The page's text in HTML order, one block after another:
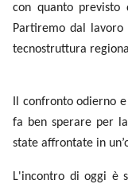
con quanto previsto
Partiremo dal lavoro
tecnostruttura
Il confronto odierno
fa ben sperare per
state affrontate in
L'incontro di oggi è